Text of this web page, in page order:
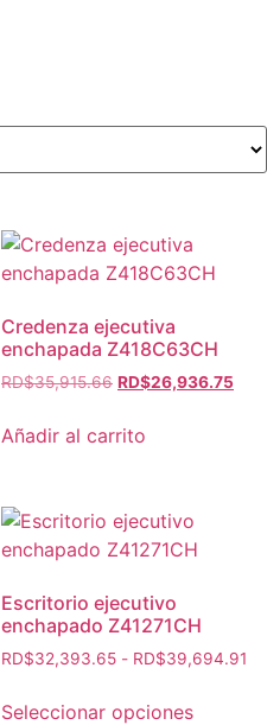
Credenza ejecutiva
enchapada Z418C63CH
RD$35,915.66 RD$26,936.75
Añadir al carrito
Escritorio ejecutivo
enchapado Z41271CH
RD$32,393.65 - RD$39,694.91
Seleccionar opciones